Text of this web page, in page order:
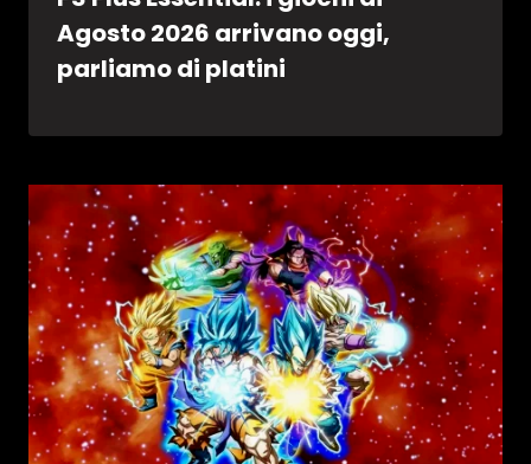
Agosto 2026 arrivano oggi,
parliamo di platini